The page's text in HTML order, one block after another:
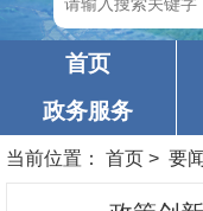
首页
政务服务
当前位置： 首页 > 要